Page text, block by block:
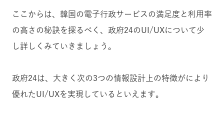
ここからは、韓国の電子行政サービスの満足度と利用率
の高さの秘訣を探るべく、政府24のUI/UXについて少
し詳しくみていきましょう。
政府24は、大きく次の3つの情報設計上の特徴がにより
優れたUI/UXを実現しているといえます。